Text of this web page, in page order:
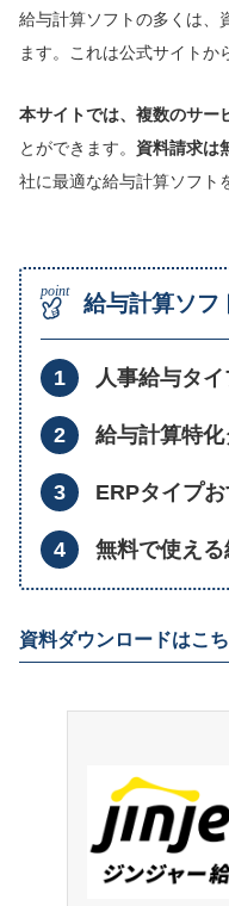
給与計算ソフトの多くは、
ます。これは公式サイトか
本サイトでは、 複数のサー
とができます。 資料請求は
社に最適な給与計算ソフト
給与計算ソフ
人事給与タ
給与計算特
ERPタイプ
無料で使え
資料ダウンロードはこち